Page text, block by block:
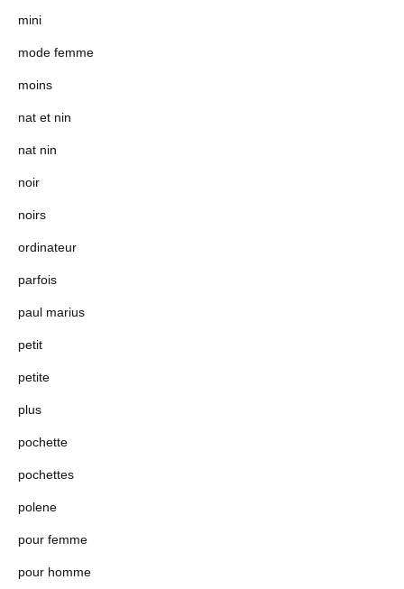
mini
mode femme
moins
nat et nin
nat nin
noir
noirs
ordinateur
parfois
paul marius
petit
petite
plus
pochette
pochettes
polene
pour femme
pour homme